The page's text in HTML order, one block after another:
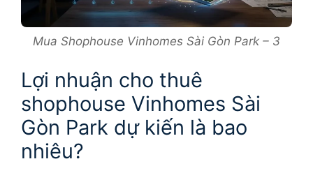
Mua Shophouse Vinhomes Sài Gòn Park – 3
Lợi nhuận cho thuê
shophouse Vinhomes Sài
Gòn Park dự kiến là bao
nhiêu?